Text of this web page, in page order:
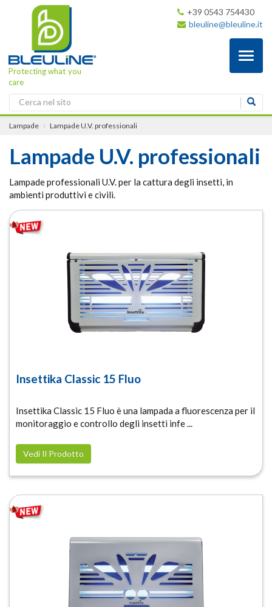
Protecting what you
care
+39 0543 754430
bleuline@bleuline.it
Lampade Lampade U.V. professionali
Lampade U.V. professionali
Lampade professionali U.V. per la cattura degli insetti, in
ambienti produttivi e civili.
Insettika Classic 15 Fluo
Insettika Classic 15 Fluo è una lampada a fluorescenza per il
monitoraggio e controllo degli insetti infe ...
Vedi Il Prodotto